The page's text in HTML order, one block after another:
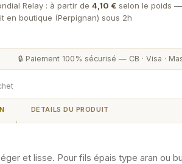
Relay : à partir de 4,10 €selon le poids
en boutique (Perpignan) sous 2h
🔒 Paiement 100% sécurisé — CB · Visa ·
DÉTAILS DU PRODUIT
et lisse. Pour fils épais type aran ou